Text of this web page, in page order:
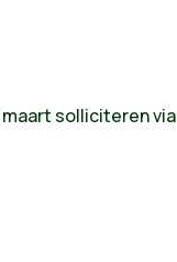
solliciteren via